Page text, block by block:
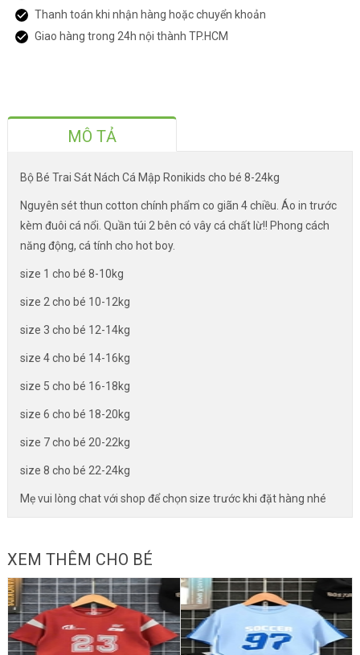
Thanh toán khi nhận hàng hoặc chuyển khoản
Giao hàng trong 24h nội thành TP.HCM
MÔ TẢ
Bộ Bé Trai Sát Nách Cá Mập Ronikids cho bé 8-24kg
Nguyên sét thun cotton chính phẩm co giãn 4 chiều. Áo in trước
kèm đuôi cá nổi. Quần túi 2 bên có vây cá chất lừ!! Phong cách
năng động, cá tính cho hot boy.
size 1 cho bé 8-10kg
size 2 cho bé 10-12kg
size 3 cho bé 12-14kg
size 4 cho bé 14-16kg
size 5 cho bé 16-18kg
size 6 cho bé 18-20kg
size 7 cho bé 20-22kg
size 8 cho bé 22-24kg
Mẹ vui lòng chat với shop để chọn size trước khi đặt hàng nhé
XEM THÊM CHO BÉ